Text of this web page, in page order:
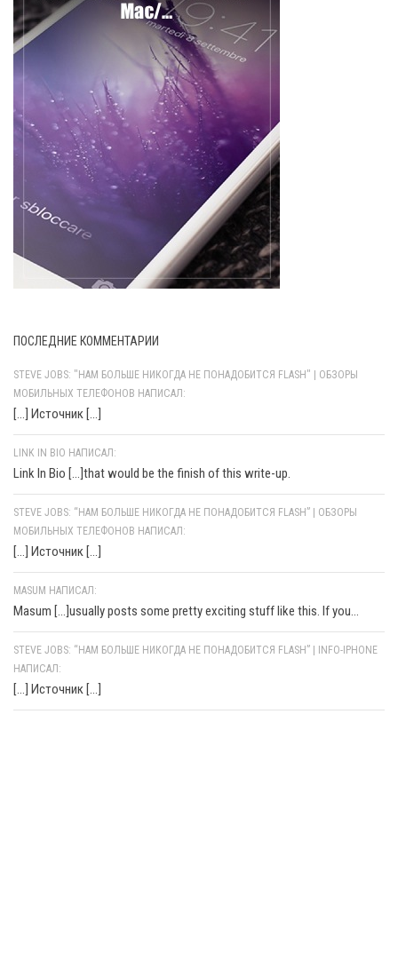
ПОСЛЕДНИЕ КОММЕНТАРИИ
STEVE JOBS: "НАМ БОЛЬШЕ НИКОГДА НЕ ПОНАДОБИТСЯ FLASH" | ОБЗОРЫ
МОБИЛЬНЫХ ТЕЛЕФОНОВ НАПИСАЛ:
[…] Источник […]
LINK IN BIO НАПИСАЛ:
Link In Bio [...]that would be the finish of this write-up.
STEVE JOBS: “НАМ БОЛЬШЕ НИКОГДА НЕ ПОНАДОБИТСЯ FLASH” | ОБЗОРЫ
МОБИЛЬНЫХ ТЕЛЕФОНОВ НАПИСАЛ:
[…] Источник […]
MASUM НАПИСАЛ:
Masum [...]usually posts some pretty exciting stuff like this. If you...
STEVE JOBS: “НАМ БОЛЬШЕ НИКОГДА НЕ ПОНАДОБИТСЯ FLASH” | INFO-IPHONE
НАПИСАЛ:
[…] Источник […]